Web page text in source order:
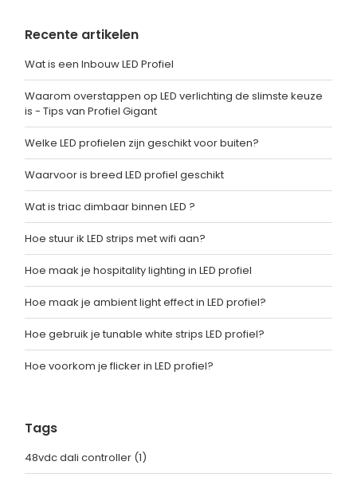
Recente artikelen
Wat is een Inbouw LED Profiel
Waarom overstappen op LED verlichting de slimste keuze
is - Tips van Profiel Gigant
Welke LED profielen zijn geschikt voor buiten?
Waarvoor is breed LED profiel geschikt
Wat is triac dimbaar binnen LED ?
Hoe stuur ik LED strips met wifi aan?
Hoe maak je hospitality lighting in LED profiel
Hoe maak je ambient light effect in LED profiel?
Hoe gebruik je tunable white strips LED profiel?
Hoe voorkom je flicker in LED profiel?
Tags
48vdc dali controller (1)